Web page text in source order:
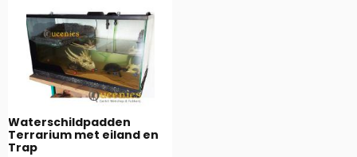
Waterschildpadden
Terrarium met eiland en
Trap